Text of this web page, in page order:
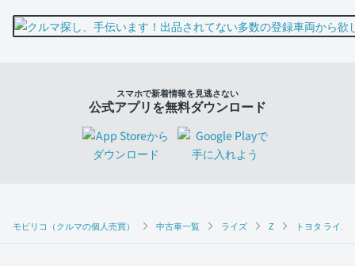
モビリコ（クルマの個人売買） 中古車一覧 ライズ Z トヨタ ライ
スマホで新着情報を見逃さない
公式アプリを無料ダウンロード